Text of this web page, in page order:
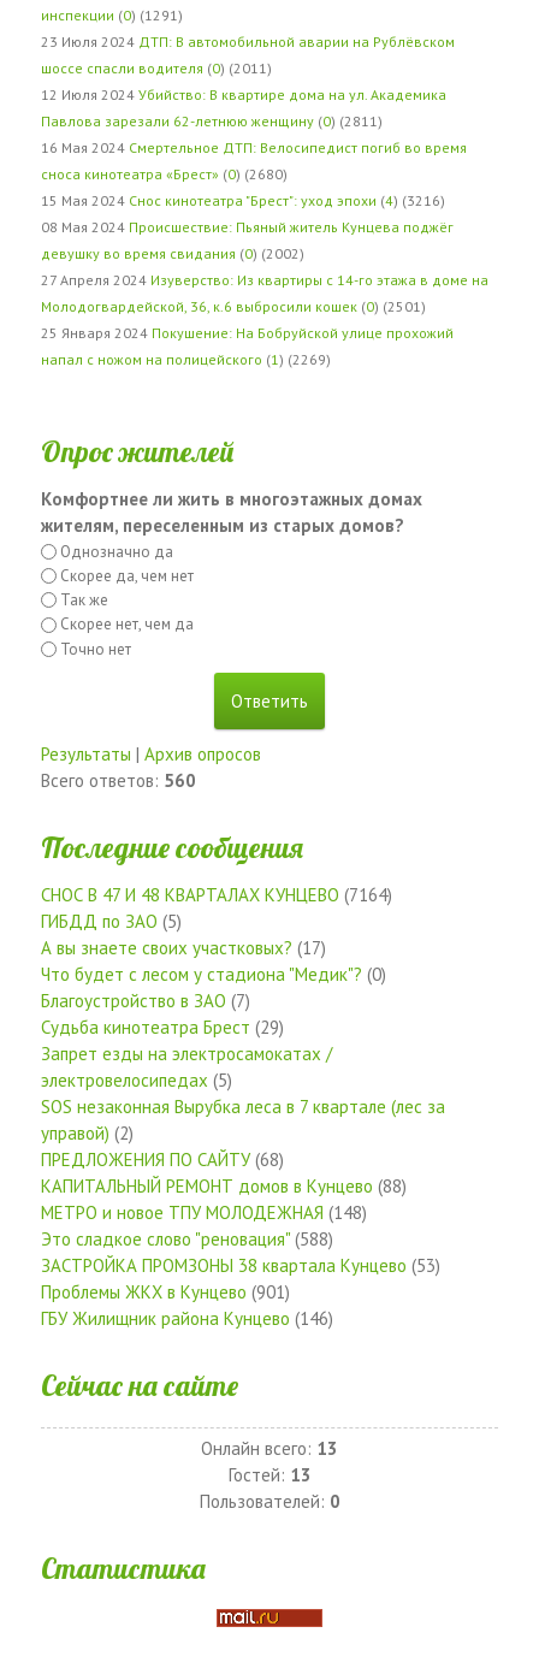
инспекции (0) (1291)
23 Июля 2024 ДТП: В автомобильной аварии на Рублёвском
шоссе спасли водителя (0) (2011)
12 Июля 2024 Убийство: В квартире дома на ул. Академика
Павлова зарезали 62-летнюю женщину (0) (2811)
16 Мая 2024 Смертельное ДТП: Велосипедист погиб во время
сноса кинотеатра «Брест» (0) (2680)
15 Мая 2024 Снос кинотеатра "Брест": уход эпохи (4) (3216)
08 Мая 2024 Происшествие: Пьяный житель Кунцева поджёг
девушку во время свидания (0) (2002)
27 Апреля 2024 Изуверство: Из квартиры с 14-го этажа в доме на
Молодогвардейской, 36, к.6 выбросили кошек (0) (2501)
25 Января 2024 Покушение: На Бобруйской улице прохожий
напал с ножом на полицейского (1 ) (2269)
Опрос жителей
Комфортнее ли жить в многоэтажных домах
жителям, переселенным из старых домов?
Однозначно да
Скорее да, чем нет
Так же
Скорее нет, чем да
Точно нет
Результаты | Архив опросов
Всего ответов: 560
Последние сообщения
СНОС В 47 И 48 КВАРТАЛАХ КУНЦЕВО (7164)
ГИБДД по ЗАО (5)
А вы знаете своих участковых? (17)
Что будет с лесом у стадиона "Медик"? (0)
Благоустройство в ЗАО (7)
Судьба кинотеатра Брест (29)
Запрет езды на электросамокатах /
электровелосипедах (5)
SOS незаконная Вырубка леса в 7 квартале (лес за
управой) (2)
ПРЕДЛОЖЕНИЯ ПО САЙТУ(68)
КАПИТАЛЬНЫЙ РЕМОНТ домов в Кунцево (88)
МЕТРО и новое ТПУ МОЛОДЕЖНАЯ (148)
Это сладкое слово "реновация" (588)
ЗАСТРОЙКА ПРОМЗОНЫ 38 квартала Кунцево (53)
Проблемы ЖКХ в Кунцево (901)
ГБУ Жилищник района Кунцево (146)
Сейчас на сайте
Онлайн всего: 13
Гостей: 13
Пользователей: 0
Статистика